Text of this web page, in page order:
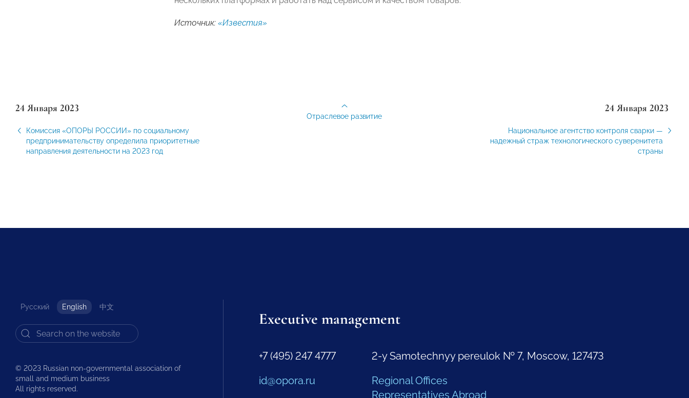
Источник: «Известия»
24 Января 2023
Комиссия «ОПОРЫ РОССИИ» по социальному
предпринимательству определила приоритетные
направления деятельности на 2023 год
24 Января 2023
Национальное агентство контроля сварки —
надежный страж технологического суверенитета
страны
Отраслевое развитие
Русский English 中文
© 2023 Russian non-governmental association of
small and medium business
All rights reserved.
Executive management
+7 (495) 247 4777
id@opora.ru
2-y Samotechnyy pereulok № 7, Moscow, 127473
Regional Offices
Representatives Abroad